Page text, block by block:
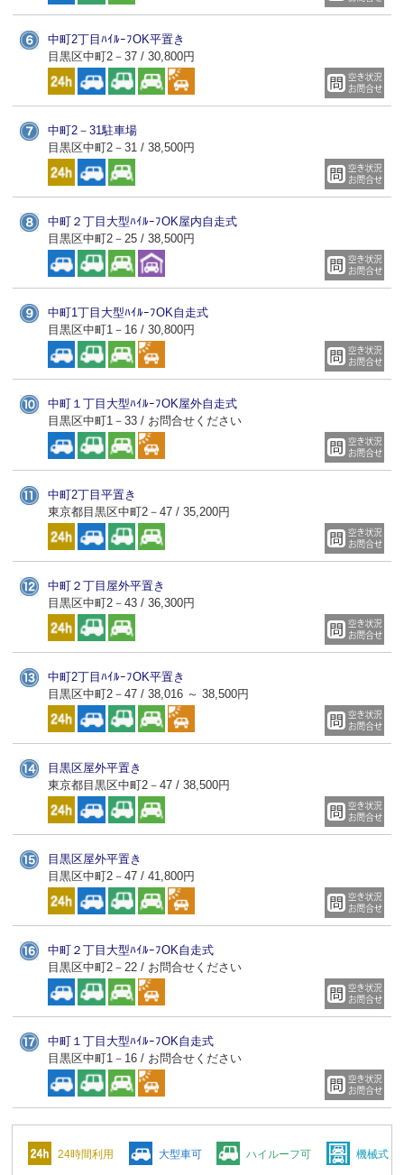
中町2丁目ﾊｲﾙｰﾌOK平置き
目黒区中町2－37 / 30,800円
中町2－31駐車場
目黒区中町2－31 / 38,500円
中町２丁目大型ﾊｲﾙｰﾌOK屋内自走式
目黒区中町2－25 / 38,500円
中町1丁目大型ﾊｲﾙｰﾌOK自走式
目黒区中町1－16 / 30,800円
中町１丁目大型ﾊｲﾙｰﾌOK屋外自走式
目黒区中町1－33 / お問合せください
中町2丁目平置き
東京都目黒区中町2－47 / 35,200円
中町２丁目屋外平置き
目黒区中町2－43 / 36,300円
中町2丁目ﾊｲﾙｰﾌOK平置き
目黒区中町2－47 / 38,016 ～ 38,500円
目黒区屋外平置き
東京都目黒区中町2－47 / 38,500円
目黒区屋外平置き
目黒区中町2－47 / 41,800円
中町２丁目大型ﾊｲﾙｰﾌOK自走式
目黒区中町2－22 / お問合せください
中町１丁目大型ﾊｲﾙｰﾌOK自走式
目黒区中町1－16 / お問合せください
24時間利用 大型車可 ハイルーフ可 機械式